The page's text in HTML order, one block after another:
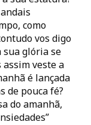
como
vos digo
sua glória se
assim veste a
é lançada
de pouca fé?
do amanhã,